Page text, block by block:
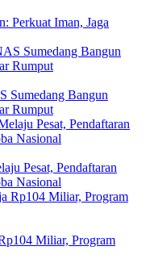
Perkuat Iman, Jaga
Sumedang Bangun
Rumput
Pesat, Pendaftaran
Nasional
Miliar, Program